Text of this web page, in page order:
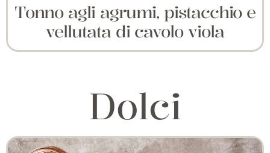
Tonno agli agrumi, pistacchio e
vellutata di cavolo viola
Dolci